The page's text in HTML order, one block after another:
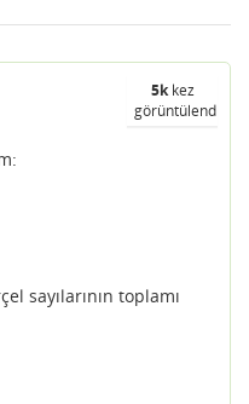
5kkez
görüntülendi
sayılarının toplamı